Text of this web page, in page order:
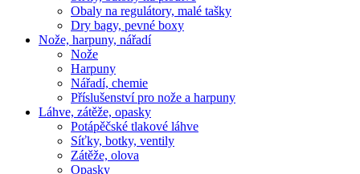
Obaly na regulátory, malé tašky
Dry bagy, pevné boxy
Nože, harpuny, nářadí
Nože
Harpuny
Nářadí, chemie
Příslušenství pro nože a harpuny
Láhve, zátěže, opasky
Potápěčské tlakové láhve
Síťky, botky, ventily
Zátěže, olova
Opasky